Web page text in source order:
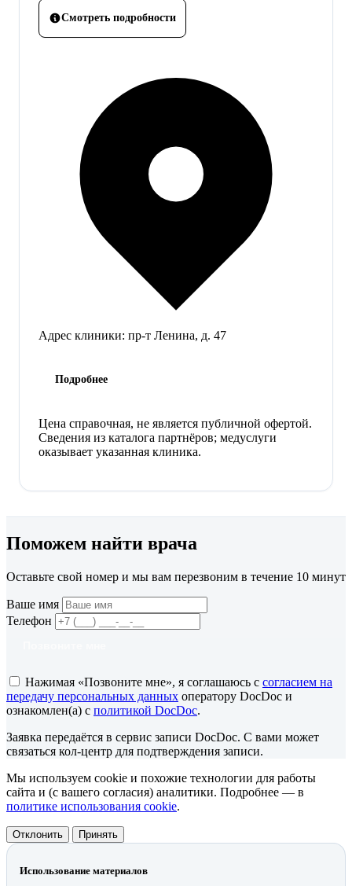
Смотреть подробности
Адрес клиники: пр-т Ленина, д. 47
Подробнее
Цена справочная, не является публичной офертой.
Сведения из каталога партнёров; медуслуги
оказывает указанная клиника.
Поможем найти врача
Оставьте свой номер и мы вам перезвоним в течение 10 минут
Ваше имя
Телефон
Нажимая «Позвоните мне», я соглашаюсь с согласием на
передачу персональных данных оператору DocDoc и
ознакомлен(а) с политикой DocDoc.
Заявка передаётся в сервис записи DocDoc. С вами может
связаться кол-центр для подтверждения записи.
Мы используем cookie и похожие технологии для работы
сайта и (с вашего согласия) аналитики. Подробнее — в
политике использования cookie.
Отклонить Принять
Использование материалов